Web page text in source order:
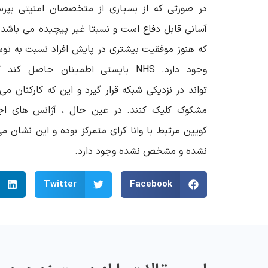
در صورتی که از بسیاری از متخصصان امنیتی
آسانی قابل دفاع است و نسبتا غیر پیچیده می
که هنوز موفقیت بیشتری در پایش افراد نسبت به
وجود دارد. NHS بایستی اطمینان حاصل
تواند در نزدیکی شبکه قرار گیرد و این که
مشکوک کلیک کنند. در عین حال ، آژانس های
کویین مرتبط با وانا کرای متمرکز بوده و این
نشده و مشخص نشده وجود دارد.
Facebook
Twitter